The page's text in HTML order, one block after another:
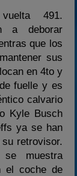
491.
a deborar
que los
sus
en 4to y
fuelle y es
calvario
Kyle Busch
ya se han
retrovisor.
muestra
el coche de